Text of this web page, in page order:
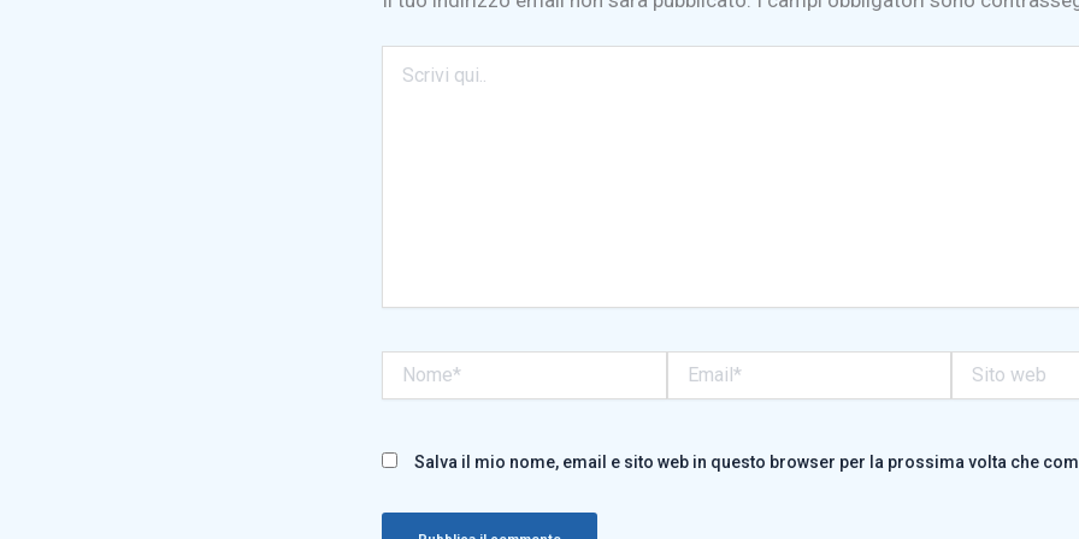
qui..
web
Salva il mio nome, email e sito web in questo browser per la prossima volta che